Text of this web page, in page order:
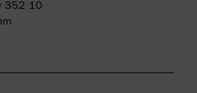
352 10